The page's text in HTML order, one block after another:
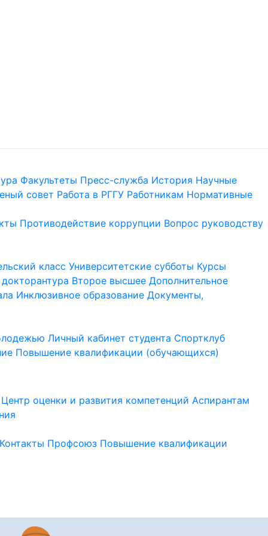
Факультеты Пресс-служба История Научные
совет Работа в РГГУ Работникам Нормативные
Противодействие коррупции Вопрос руководству
класс Университетские субботы Курсы
Второе высшее Дополнительное
Инклюзивное образование Документы,
Личный кабинет студента Спортклуб
Повышение квалификации (обучающихся)
Центр оценки и развития компетенций Аспирантам
Контакты Профсоюз Повышение квалификации